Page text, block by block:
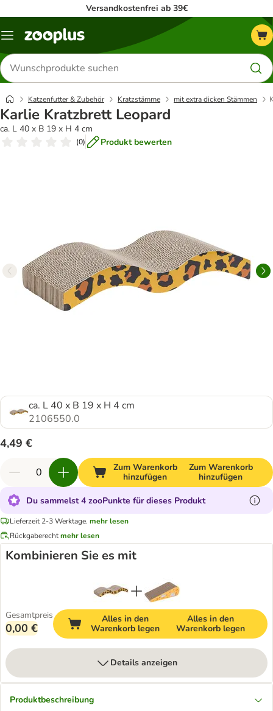
Versandkostenfrei ab 39€
Menü
Produkte
suchen
Katzenfutter & Zubehör Kratzstämme mit extra dicken Stämmen
Karlie Kratzbrett Leopard
ca. L 40 x B 19 x H 4 cm
(0) Produkt bewerten
ca. L 40 x B 19 x H 4 cm
2106550.0
4,49 €
Zum Warenkorb
hinzufügen
Zum Warenkorb
hinzufügen
Du sammelst 4 zooPunkte für dieses Produkt
Lieferzeit 2-3 Werktage. mehr lesen
Rückgaberechtmehr lesen
Kombinieren Sie es mit
Gesamtpreis
0,00 €
Alles in den
Warenkorb legen
Alles in den
Warenkorb legen
Details anzeigen
Produktbeschreibung